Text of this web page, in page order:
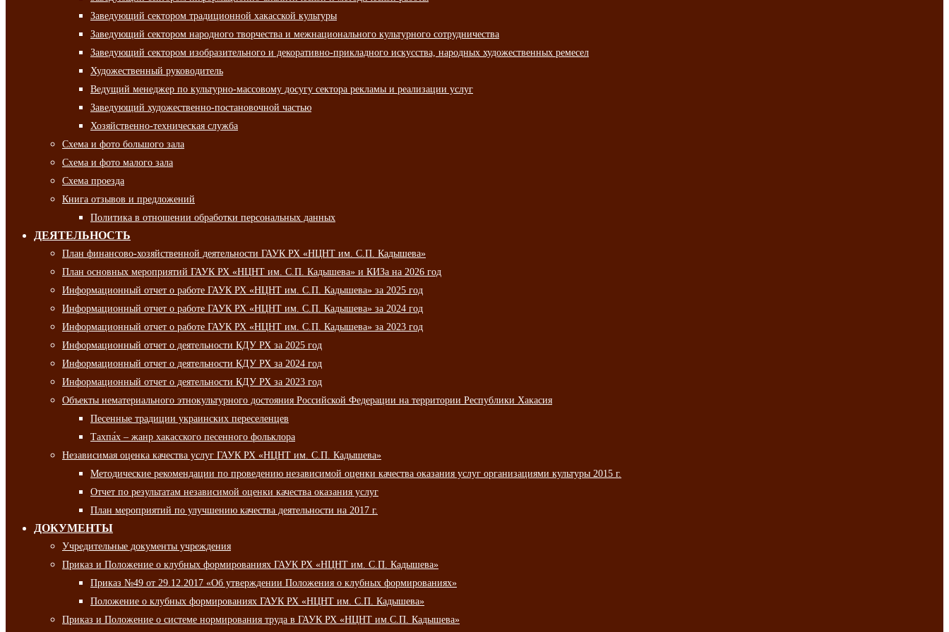
Заведующий сектором традиционной хакасской культуры
Заведующий сектором народного творчества и межнационального культурного сотрудничества
Заведующий сектором изобразительного и декоративно-прикладного искусства, народных художественных ремесел
Художественный руководитель
Ведущий менеджер по культурно-массовому досугу сектора рекламы и реализации услуг
Заведующий художественно-постановочной частью
Хозяйственно-техническая служба
Схема и фото большого зала
Схема и фото малого зала
Схема проезда
Книга отзывов и предложений
Политика в отношении обработки персональных данных
ДЕЯТЕЛЬНОСТЬ
План финансово-хозяйственной деятельности ГАУК РХ «НЦНТ им. С.П. Кадышева»
План основных мероприятий ГАУК РХ «НЦНТ им. С.П. Кадышева» и КИЗа на 2026 год
Информационный отчет о работе ГАУК РХ «НЦНТ им. С.П. Кадышева» за 2025 год
Информационный отчет о работе ГАУК РХ «НЦНТ им. С.П. Кадышева» за 2024 год
Информационный отчет о работе ГАУК РХ «НЦНТ им. С.П. Кадышева» за 2023 год
Информационный отчет о деятельности КДУ РХ за 2025 год
Информационный отчет о деятельности КДУ РХ за 2024 год
Информационный отчет о деятельности КДУ РХ за 2023 год
Объекты нематериального этнокультурного достояния Российской Федерации на территории Республики Хакасия
Песенные традиции украинских переселенцев
Тахпа́х – жанр хакасского песенного фольклора
Независимая оценка качества услуг ГАУК РХ «НЦНТ им. С.П. Кадышева»
Методические рекомендации по проведению независимой оценки качества оказания услуг организациями культуры 2015 г.
Отчет по результатам независимой оценки качества оказания услуг
План мероприятий по улучшению качества деятельности на 2017 г.
ДОКУМЕНТЫ
Учредительные документы учреждения
Приказ и Положение о клубных формированиях ГАУК РХ «НЦНТ им. С.П. Кадышева»
Приказ №49 от 29.12.2017 «Об утверждении Положения о клубных формированиях»
Положение о клубных формированиях ГАУК РХ «НЦНТ им. С.П. Кадышева»
Приказ и Положение о системе нормирования труда в ГАУК РХ «НЦНТ им.С.П. Кадышева»